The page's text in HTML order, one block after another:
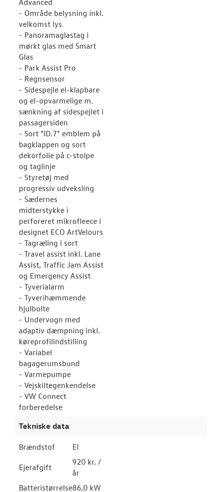
Advanced
- Område belysning inkl.
velkomst lys
- Panoramaglastag i
mørkt glas med Smart
Glas
- Park Assist Pro
- Regnsensor
- Sidespejle el-klapbare
og el-opvarmelige m.
sænkning af sidespejlet i
passagersiden
- Sort "ID.7" emblem på
bagklappen og sort
dekorfolie på c-stolpe
og taglinje
- Styretøj med
progressiv udveksling
- Sædernes
midterstykke i
perforeret mikrofleece i
designet ECO ArtVelours
- Tagræling i sort
- Travel assist inkl. Lane
Assist, Traffic Jam Assist
og Emergency Assist
- Tyverialarm
- Tyverihæmmende
hjulbolte
- Undervogn med
adaptiv dæmpning inkl.
køreprofilindstilling
- Variabel
bagagerumsbund
- Varmepumpe
- Vejskiltegenkendelse
- VW Connect
forberedelse
Tekniske data
Brændstof El
Ejerafgift
920 kr. /
år
Batteristørrelse86,0 kW